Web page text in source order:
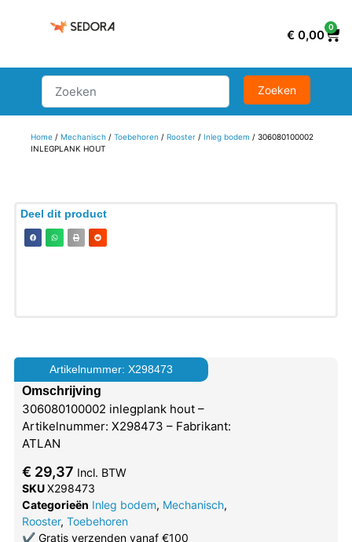
€ 0,00
0
Home/ Mechanisch/ Toebehoren / Rooster/ Inleg bodem / 306080100002
INLEGPLANK HOUT
Deel dit product
Artikelnummer: X298473
Omschrijving
306080100002 inlegplank hout –
Artikelnummer: X298473 – Fabrikant:
ATLAN
€ 29,37 Incl. BTW
SKUX298473
Categorieën Inleg bodem, Mechanisch,
Rooster, Toebehoren
✔Gratis verzenden vanaf €100